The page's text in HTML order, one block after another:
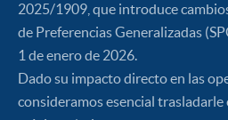
2025/1909, que introduce
de Preferencias Generalizadas
1 de enero de 2026.
Dado su impacto directo en las
consideramos esencial